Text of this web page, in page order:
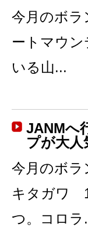
今月のボラ
ートマウ
いる山...
JANMへ
プが大人
今月のボラ
キタガワ
つ。コロラ